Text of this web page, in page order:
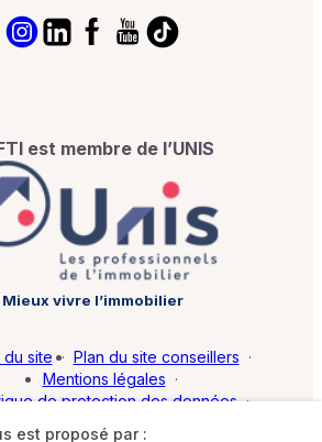
est proposé par :
est membre de l’UNIS
Mieux vivre l’immobilier
du site · Plan du site conseillers ·
Mentions légales ·
de protection des données ·